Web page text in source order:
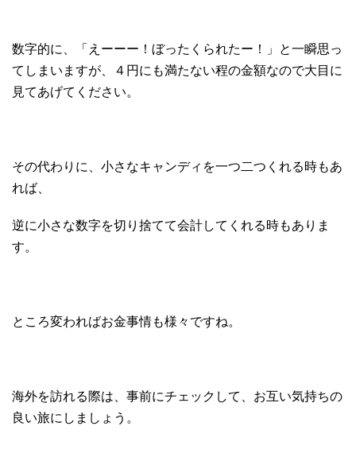
数字的に、「えーーー！ぼったくられたー！」と一瞬思っ
てしまいますが、４円にも満たない程の金額なので大目に
見てあげてください。
その代わりに、小さなキャンディを一つ二つくれる時もあ
れば、
逆に小さな数字を切り捨てて会計してくれる時もありま
す。
ところ変わればお金事情も様々ですね。
海外を訪れる際は、事前にチェックして、お互い気持ちの
良い旅にしましょう。